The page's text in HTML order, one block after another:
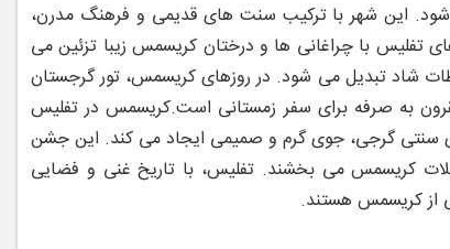
این شهر با ترکیب سنت‌ های قدیمی و فرهنگ مدرن،
تفلیس با چراغانی ‌ها و درختان کریسمس زیبا تزئین می
شاد تبدیل می ‌شود. در روزهای کریسمس، تور گرجستان
‌به‌ صرفه برای سفر زمستانی است.کریسمس در تفلیس
سنتی گرجی، جوی گرم و صمیمی ایجاد می ‌کند. این جشن
کریسمس می ‌بخشند. تفلیس، با تاریخ غنی و فضایی
از کریسمس هستند.